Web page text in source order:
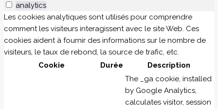
analytics
Les cookies analytiques sont utilisés pour comprendre
comment les visiteurs interagissent avec le site Web. Ces
cookies aident à fournir des informations sur le nombre de
visiteurs, le taux de rebond, la source de trafic, etc.
Cookie
Durée Description
The _ga cookie, installed
by Google Analytics,
calculates visitor, session